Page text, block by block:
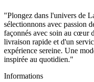
"Plongez dans l'univers de
sélectionnons avec passion
façonnés avec soin au cœur
livraison rapide et d'un
expérience sereine. Une
inspirée au quotidien."
Informations